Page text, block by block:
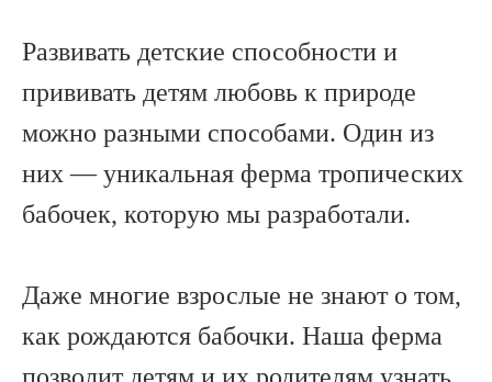
Развивать детские способности и
прививать детям любовь к природе
можно разными способами. Один из
них — уникальная ферма тропических
бабочек, которую мы разработали.
Даже многие взрослые не знают о том,
как рождаются бабочки. Наша ферма